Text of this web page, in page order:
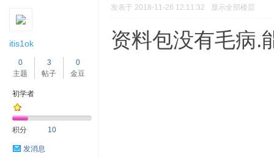
itis1ok
0
主题
3
帖子
0
金豆
初学者
积分 10
发消息
发表于 2018-11-26 12:11:32 显示全部楼层
资料包没有毛病.